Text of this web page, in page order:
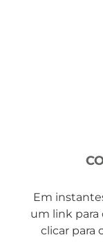
Em
um link para
clicar para